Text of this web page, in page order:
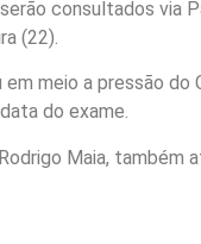
consultados via
(22).
em meio a pressão
do exame.
Maia,